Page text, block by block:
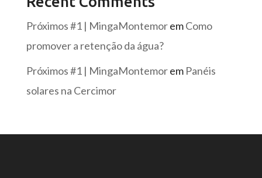
Próximos #1 | MingaMontemoremComo
promover a retenção da água?
Próximos #1 | MingaMontemorem Panéis
solares na Cercimor